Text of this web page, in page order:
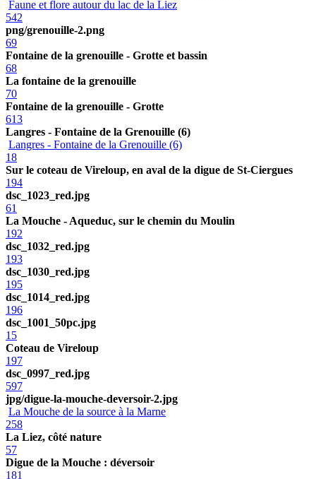
Faune et flore autour du lac de la Liez
542
png/grenouille-2.png
69
Fontaine de la grenouille - Grotte et bassin
68
La fontaine de la grenouille
70
Fontaine de la grenouille - Grotte
613
Langres - Fontaine de la Grenouille (6)
Langres - Fontaine de la Grenouille (6)
18
Sur le coteau de Vireloup, en aval de la digue de St-Ciergues
194
dsc_1023_red.jpg
61
La Mouche - Aqueduc, sur le chemin du Moulin
192
dsc_1032_red.jpg
193
dsc_1030_red.jpg
195
dsc_1014_red.jpg
196
dsc_1001_50pc.jpg
15
Coteau de Vireloup
197
dsc_0997_red.jpg
597
jpg/digue-la-mouche-deversoir-2.jpg
La Mouche de la source à la Marne
258
La Liez, côté nature
57
Digue de la Mouche : déversoir
181